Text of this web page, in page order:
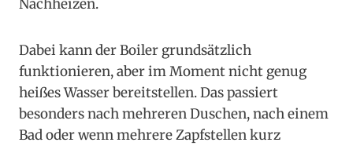
Nachheizen.
Dabei kann der Boiler grundsätzlich
funktionieren, aber im Moment nicht genug
heißes Wasser bereitstellen. Das passiert
besonders nach mehreren Duschen, nach einem
Bad oder wenn mehrere Zapfstellen kurz